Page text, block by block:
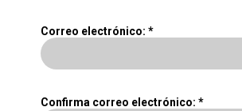
Correo electrónico: *
Confirma correo electrónico: *